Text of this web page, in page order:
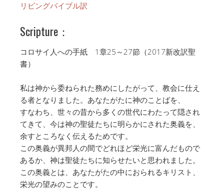
リビングバイブル訳
Scripture：
コロサイ人への手紙 1章25～27節（2017新改訳聖
書）
私は神から委ねられた務めにしたがって、教会に仕え
る者となりました。あなたがたに神のことばを、
すなわち、世々の昔から多くの世代にわたって隠され
てきて、今は神の聖徒たちに明らかにされた奥義を、
余すところなく伝えるためです。
この奥義が異邦人の間でどれほど栄光に富んだもので
あるか、神は聖徒たちに知らせたいと思われました。
この奥義とは、あなたがたの中におられるキリスト、
栄光の望みのことです。